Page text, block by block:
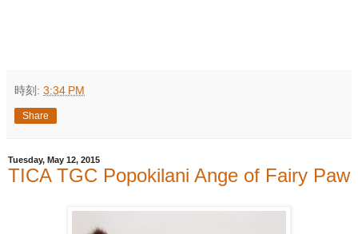
時刻: 3:34 PM
Share
Tuesday, May 12, 2015
TICA TGC Popokilani Ange of Fairy Paw